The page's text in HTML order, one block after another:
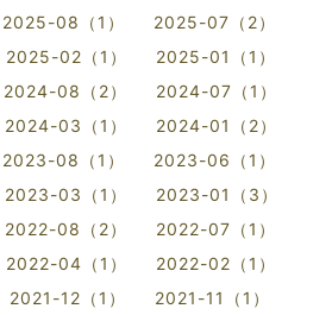
2025-08（1）
2025-07（2）
2025-02（1）
2025-01（1）
2024-08（2）
2024-07（1）
2024-03（1）
2024-01（2）
2023-08（1）
2023-06（1）
2023-03（1）
2023-01（3）
2022-08（2）
2022-07（1）
2022-04（1）
2022-02（1）
2021-12（1）
2021-11（1）